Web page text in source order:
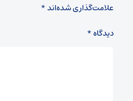
علامت‌گذاری شده‌اند*
دیدگاه*